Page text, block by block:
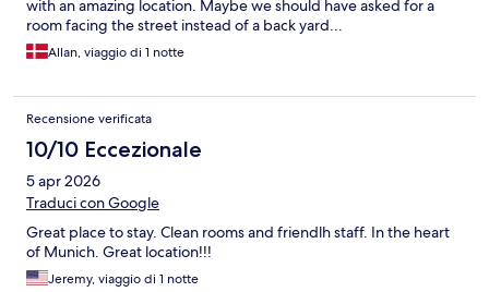
with an amazing location. Maybe we should have asked for a
room facing the street instead of a back yard...
Allan, viaggio di 1 notte
Recensione verificata
10/10 Eccezionale
5 apr 2026
Traduci con Google
Great place to stay. Clean rooms and friendlh staff. In the heart
of Munich. Great location!!!
Jeremy, viaggio di 1 notte